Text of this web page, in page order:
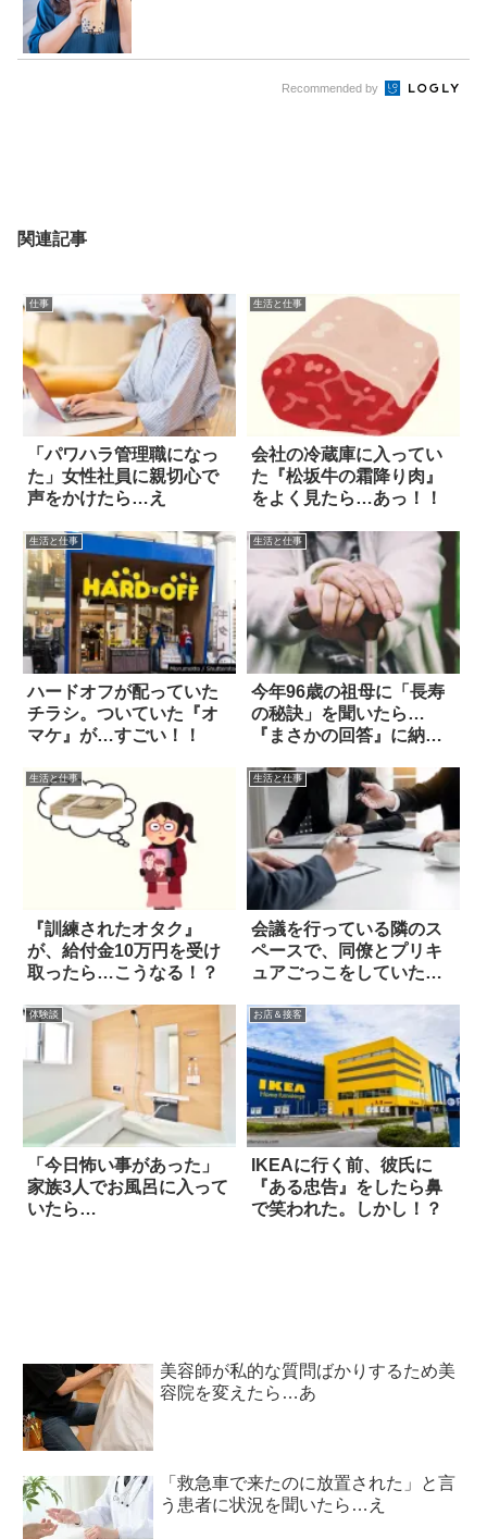
Recommended by
関連記事
仕事
「パワハラ管理職になっ
た」女性社員に親切心で
声をかけたら…え
生活と仕事
会社の冷蔵庫に入ってい
た『松坂牛の霜降り肉』
をよく見たら…あっ！！
生活と仕事
ハードオフが配っていた
チラシ。ついていた『オ
マケ』が…すごい！！
生活と仕事
今年96歳の祖母に「長寿
の秘訣」を聞いたら…
『まさかの回答』に納
生活と仕事
『訓練されたオタク』
が、給付金10万円を受け
取ったら…こうなる！？
生活と仕事
会議を行っている隣のス
ペースで、同僚とプリキ
ュアごっこをしていた
体験談
「今日怖い事があった」
家族3人でお風呂に入って
いたら…
お店＆接客
IKEAに行く前、彼氏に
『ある忠告』をしたら鼻
で笑われた。しかし！？
美容師が私的な質問ばかりするため美
容院を変えたら…あ
「救急車で来たのに放置された」と言
う患者に状況を聞いたら…え